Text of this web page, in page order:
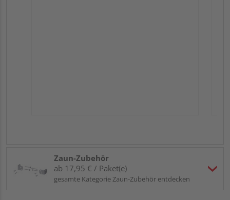
Zaun-Zubehör
ab 17,95 € / Paket(e)
gesamte Kategorie Zaun-Zubehör entdecken